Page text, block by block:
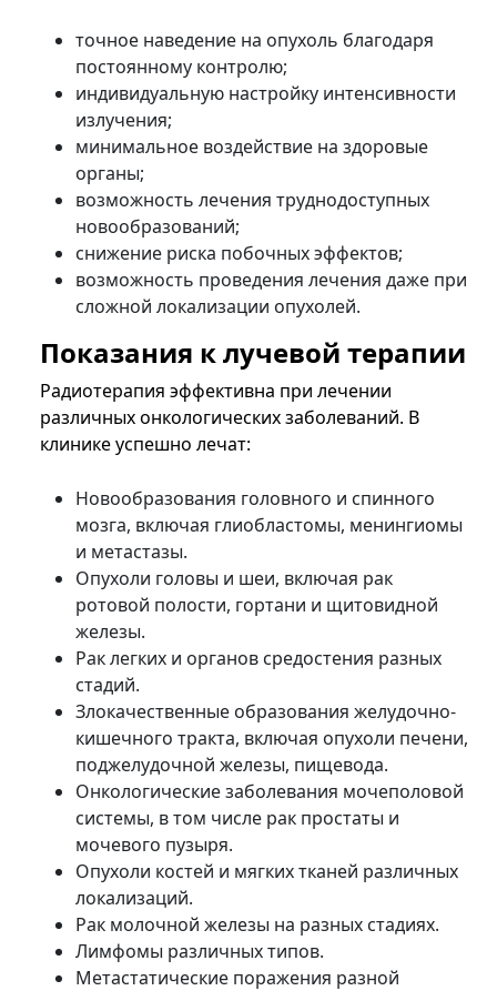
точное наведение на опухоль благодаря
постоянному контролю;
индивидуальную настройку интенсивности
излучения;
минимальное воздействие на здоровые
органы;
возможность лечения труднодоступных
новообразований;
снижение риска побочных эффектов;
возможность проведения лечения даже при
сложной локализации опухолей.
Показания к лучевой терапии
Радиотерапия эффективна при лечении
различных онкологических заболеваний. В
клинике успешно лечат:
Новообразования головного и спинного
мозга, включая глиобластомы, менингиомы
и метастазы.
Опухоли головы и шеи, включая рак
ротовой полости, гортани и щитовидной
железы.
Рак легких и органов средостения разных
стадий.
Злокачественные образования желудочно-
кишечного тракта, включая опухоли печени,
поджелудочной железы, пищевода.
Онкологические заболевания мочеполовой
системы, в том числе рак простаты и
мочевого пузыря.
Опухоли костей и мягких тканей различных
локализаций.
Рак молочной железы на разных стадиях.
Лимфомы различных типов.
Метастатические поражения разной